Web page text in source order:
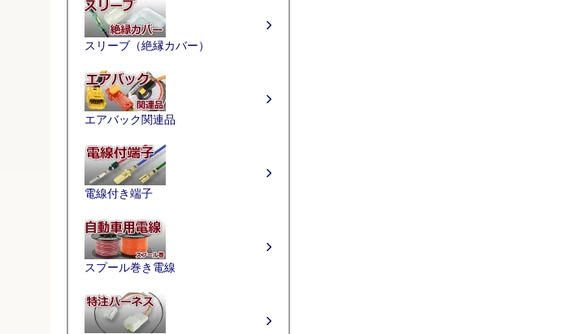
スリーブ（絶縁カバー）
エアバック関連品
電線付き端子
スプール巻き電線